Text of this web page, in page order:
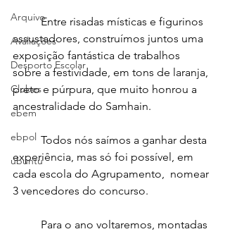
Arquivo
Avaliações
Desporto Escolar
Clubes
ebem
ebpol
ubuntu
	Entre risadas místicas e figurinos
assustadores, construímos juntos uma
exposição fantástica de trabalhos
sobre a festividade, em tons de laranja,
preto e púrpura, que muito honrou a
ancestralidade do Samhain.
	Todos nós saímos a ganhar desta
experiência, mas só foi possível, em
cada escola do Agrupamento,  nomear
3 vencedores do concurso.